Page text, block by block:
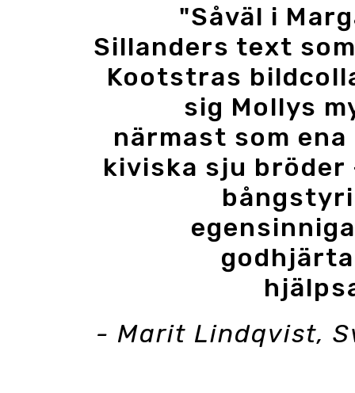
"Såväl i
Sillanders text
Kootstras
sig Mollys
närmast som
kiviska sju bröder
- Marit Lindqvist,